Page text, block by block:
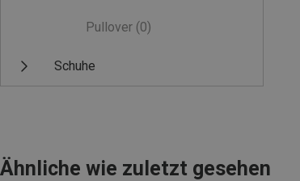
Pullover (0)
Schuhe
Ähnliche wie zuletzt gesehen